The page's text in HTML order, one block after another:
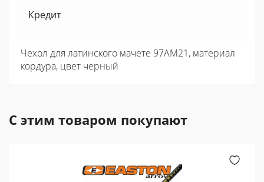
Кредит
Чехол для латинского мачете 97AM21, материал
кордура, цвет черный
С этим товаром покупают